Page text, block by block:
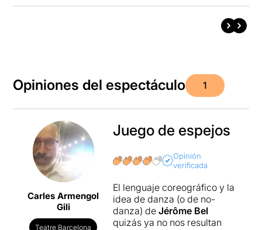
Opiniones del espectáculo 1
Carles Armengol
Gili
Teatre Barcelona
Juego de espejos
Opinión
verificada
El lenguaje coreográfico y la
idea de danza (o de no-
danza) de Jérôme Bel
quizás ya no nos resultan